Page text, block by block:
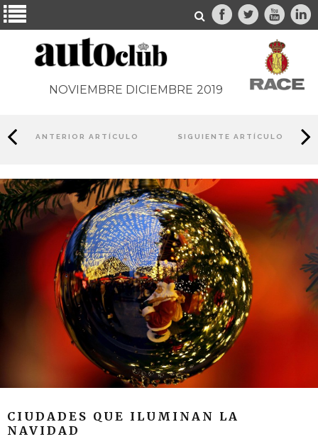
NOVIEMBRE DICIEMBRE 2019
ANTERIOR ARTÍCULO SIGUIENTE ARTÍCULO
CIUDADES QUE ILUMINAN LA
NAVIDAD